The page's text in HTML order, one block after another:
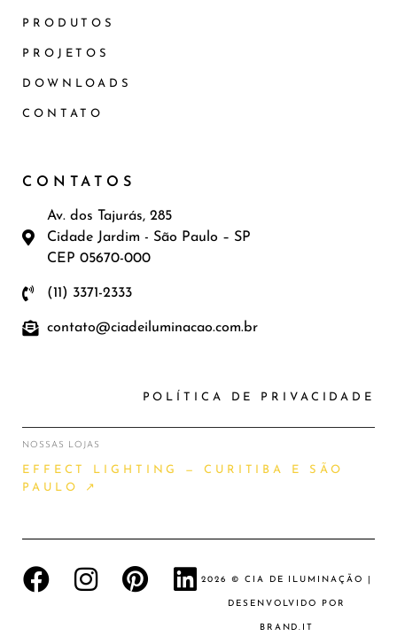
PRODUTOS
PROJETOS
DOWNLOADS
CONTATO
CONTATOS
Av. dos Tajurás, 285
Cidade Jardim - São Paulo – SP
CEP 05670-000
(11) 3371-2333
contato@ciadeiluminacao.com.br
POLÍTICA DE PRIVACIDADE
NOSSAS LOJAS
EFFECT LIGHTING — CURITIBA E SÃO
PAULO ↗
2026 © CIA DE ILUMINAÇÃO |
DESENVOLVIDO POR
BRAND.IT